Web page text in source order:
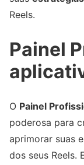
Reels.
Painel
O Painel
poderosa para
aprimorar suas
dos seus Reels.